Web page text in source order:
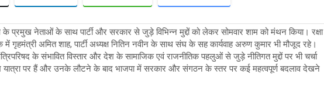
नेताओं के साथ पार्टी और सरकार से जुड़े विभिन्न मुद्दों को लेकर सोमवार शाम को मंथन किया। रक्षा
गृहमंत्री अमित शाह, पार्टी अध्यक्ष नितिन नवीन के साथ संघ के सह कार्यवाह अरुण कुमार भी मौजूद रहे।
के संभावित विस्तार और देश के सामाजिक एवं राजनीतिक पहलुओं से जुड़े नीतिगत मुद्दों पर भी चर्चा
यात्रा पर हैं और उनके लौटने के बाद भाजपा में सरकार और संगठन के स्तर पर कई महत्वपूर्ण बदलाव देखने